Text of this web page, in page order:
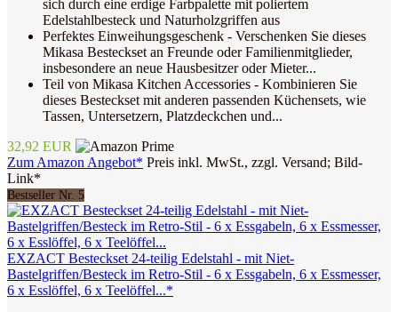
sich durch eine erdige Farbpalette mit poliertem
Edelstahlbesteck und Naturholzgriffen aus
Perfektes Einweihungsgeschenk - Verschenken Sie dieses
Mikasa Besteckset an Freunde oder Familienmitglieder,
insbesondere an neue Hausbesitzer oder Mieter...
Teil von Mikasa Kitchen Accessories - Kombinieren Sie
dieses Besteckset mit anderen passenden Küchensets, wie
Tassen, Untersetzern, Platzdeckchen und...
32,92 EUR
Zum Amazon Angebot* Preis inkl. MwSt., zzgl. Versand; Bild-
Link*
Bestseller Nr. 5
EXZACT Besteckset 24-teilig Edelstahl - mit Niet-
Bastelgriffen/Besteck im Retro-Stil - 6 x Essgabeln, 6 x Essmesser,
6 x Esslöffel, 6 x Teelöffel...*